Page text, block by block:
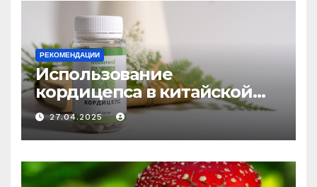
РЕКОМЕНДАЦИИ
Использование
кордицепса в китайской
медицине: природное
средство против усталости
и истощения
27.04.2025